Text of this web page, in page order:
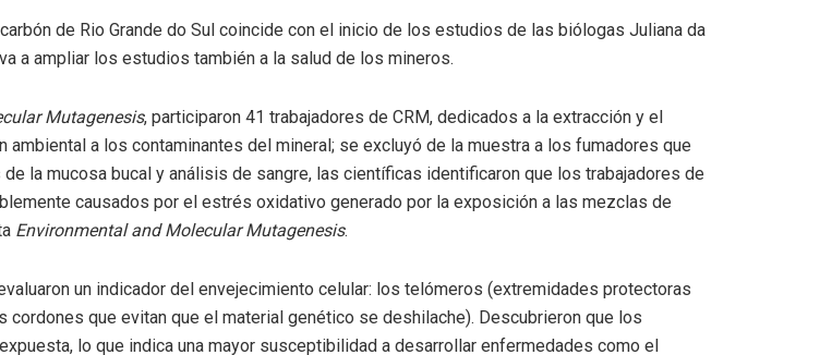
de Rio Grande do Sul coincide con el inicio de los estudios de las biólogas Juliana da
a ampliar los estudios también a la salud de los mineros.
Mutagenesis, participaron 41 trabajadores de CRM, dedicados a la extracción y el
a los contaminantes del mineral; se excluyó de la muestra a los fumadores que
la mucosa bucal y análisis de sangre, las científicas identificaron que los trabajadores de
causados por el estrés oxidativo generado por la exposición a las mezclas de
Environmental and Molecular Mutagenesis.
un indicador del envejecimiento celular: los telómeros (extremidades protectoras
que evitan que el material genético se deshilache). Descubrieron que los
lo que indica una mayor susceptibilidad a desarrollar enfermedades como el